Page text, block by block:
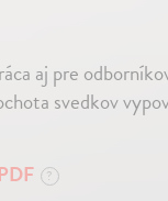
aj pre
svedkov
PDF ?